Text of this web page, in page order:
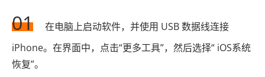
01
在电脑上启动软件，并使用 USB 数据线连接
iPhone。在界面中，点击“更多工具”，然后选择“ iOS系统
恢复”。